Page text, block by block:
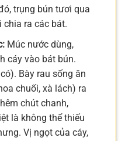
trụng bún tươi qua
chia ra các bát.
Múc nước dùng,
cáy vào bát bún.
Bày rau sống ăn
chuối, xà lách) ra
chút chanh,
là không thể thiếu
Vị ngọt của cáy,